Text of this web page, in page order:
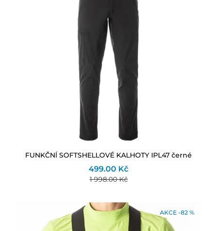
FUNKČNÍ SOFTSHELLOVÉ KALHOTY IPL47 černé
499.00 Kč
1 998.00 Kč
AKCE -82 %